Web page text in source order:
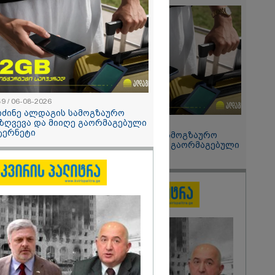
ბარამიძის
- ნიკა
ხალხი
ყაზახს,
არავინ
არაა" -
15:49 / 06-08-2026
შეიძინე ალდაგის სამოგზაურო
დაზღვევა და მიიღე გაორმაგებული
/ 06-08-2026
ალდაგის სამოგზაურო
და მიიღე გაორმაგებული